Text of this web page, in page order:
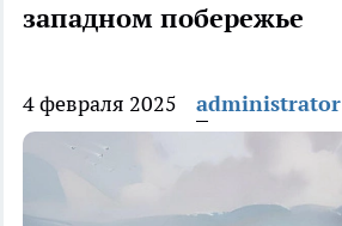
западном побережье
4 февраля 2025 administrator